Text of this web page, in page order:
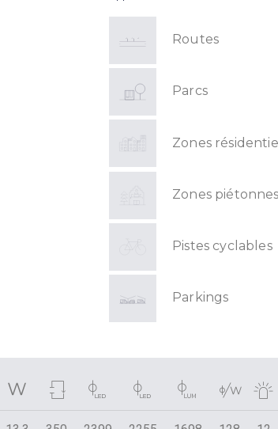
Routes
Parcs
Zones
Zones piétonnes
Pistes cyclables
Parkings